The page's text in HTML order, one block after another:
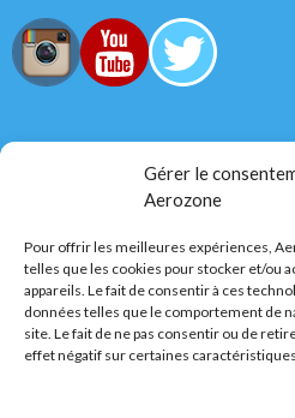
Gérer le
Aerozone
Pour offrir les meilleures expériences,
telles que les cookies pour stocker et/ou
appareils. Le fait de consentir à ces
données telles que le comportement de
site. Le fait de ne pas consentir ou de
effet négatif sur certaines
© Mars 2006-Août
Politique de confidentialité Fièrement